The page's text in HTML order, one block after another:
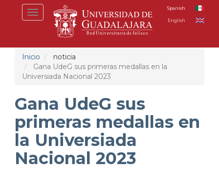
Toggle
navigation
Spanish
English
Inicio
noticia
Gana UdeG sus primeras medallas en la
Universiada Nacional 2023
Gana UdeG sus
primeras medallas en
la Universiada
Nacional 2023